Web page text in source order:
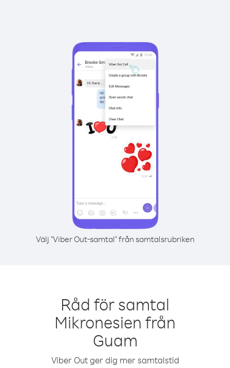
Välj "Viber Out-samtal" från samtalsrubriken
Råd för samtal
Mikronesien från
Guam
Viber Out ger dig mer samtalstid